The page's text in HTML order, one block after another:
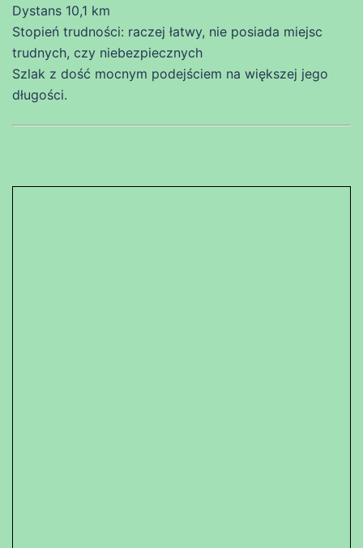
Dystans 10,1 km
Stopień trudności: raczej łatwy, nie posiada miejsc
trudnych, czy niebezpiecznych
Szlak z dość mocnym podejściem na większej jego
długości.